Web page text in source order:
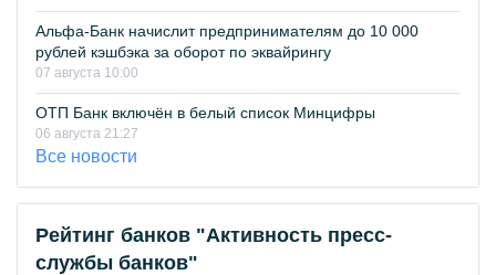
Альфа-Банк начислит предпринимателям до 10 000
рублей кэшбэка за оборот по эквайрингу
07 августа 10:00
ОТП Банк включён в белый список Минцифры
06 августа 21:27
Все новости
Рейтинг банков "Активность пресс-
службы банков"